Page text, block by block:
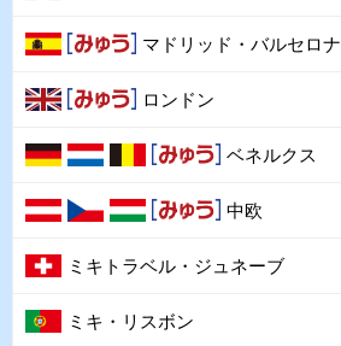
マドリッド・バルセロナ
ロンドン
ベネルクス
中欧
ミキトラベル・ジュネーブ
ミキ・リスボン